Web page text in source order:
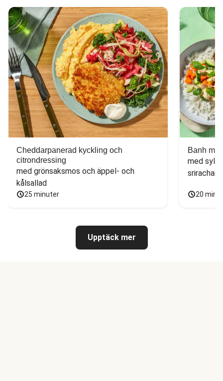
Cheddarpanerad kyckling och
citrondressing
med grönsaksmos och äppel- och
kålsallad
25 minuter
Banh mi-
med
20
Upptäck mer